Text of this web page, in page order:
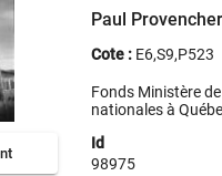
Paul Provencher
Cote : E6,S9,P523
Fonds Ministère
nationales à
Id
98975